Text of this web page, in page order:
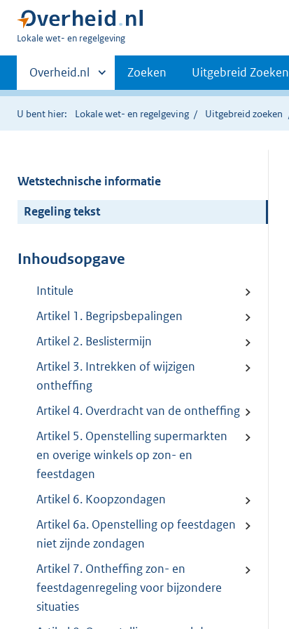
U
hier:
Lokale wet- en regelgeving
Primaire
navigatie
Andere
sites
binnen
Overheid.nl Zoeken Uitgebreid Zoeken
U bent hier: Lokale wet- en regelgeving Uitgebreid zoeken
Wetstechnische informatie
Regeling tekst
Inhoudsopgave
Intitule
Artikel 1. Begripsbepalingen
Artikel 2. Beslistermijn
Artikel 3. Intrekken of wijzigen
ontheffing
Artikel 4. Overdracht van de ontheffing
Artikel 5. Openstelling supermarkten
en overige winkels op zon- en
feestdagen
Artikel 6. Koopzondagen
Artikel 6a. Openstelling op feestdagen
niet zijnde zondagen
Artikel 7. Ontheffing zon- en
feestdagenregeling voor bijzondere
situaties